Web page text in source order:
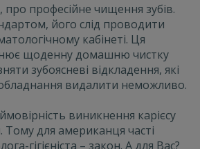
професійне чищення зубів.
його слід проводити
кабінеті. Ця
щоденну домашню чистку
зубоясневі відкладення, які
видалити неможливо.
виникнення карієсу
Тому для американця часті
гігієніста – закон. А для Вас?